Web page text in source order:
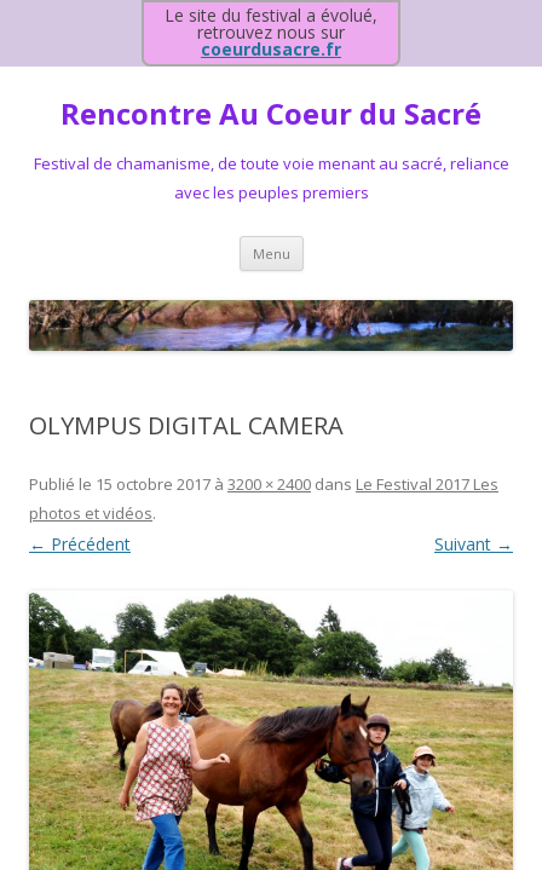
Le site du festival a évolué,
retrouvez nous sur
coeurdusacre.fr
Rencontre Au Coeur du Sacré
Festival de chamanisme, de toute voie menant au sacré, reliance
avec les peuples premiers
Menu Aller au contenu principal
OLYMPUS DIGITAL CAMERA
Publié le 15 octobre 2017 à 3200 × 2400 dans Le Festival 2017 Les
photos et vidéos.
← Précédent Suivant →